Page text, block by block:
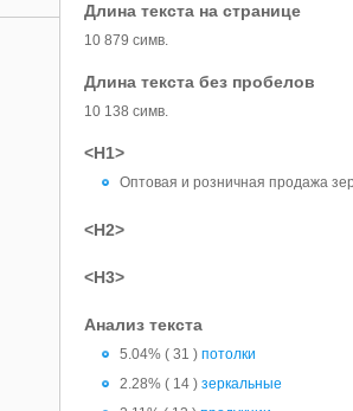
Длина текста на странице
10 879 симв.
Длина текста без пробелов
10 138 симв.
<H1>
Оптовая и розничная продажа
<H2>
<H3>
Анализ текста
5.04% ( 31 ) потолки
2.28% ( 14 ) зеркальные